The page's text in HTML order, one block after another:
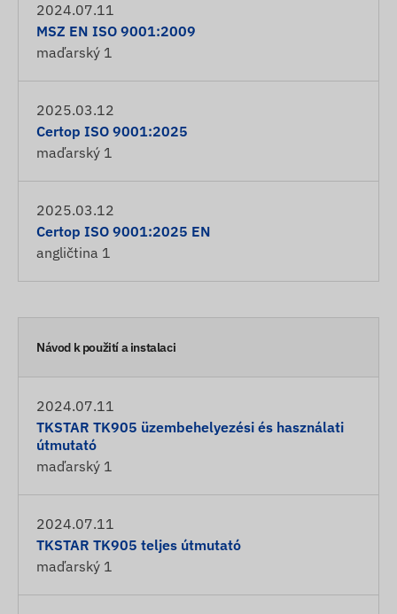
2024.07.11
MSZ EN ISO 9001:2009
maďarský 1
2025.03.12
Certop ISO 9001:2025
maďarský 1
2025.03.12
Certop ISO 9001:2025 EN
angličtina 1
Návod k použití a instalaci
2024.07.11
TKSTAR TK905 üzembehelyezési és használati
útmutató
maďarský 1
2024.07.11
TKSTAR TK905 teljes útmutató
maďarský 1